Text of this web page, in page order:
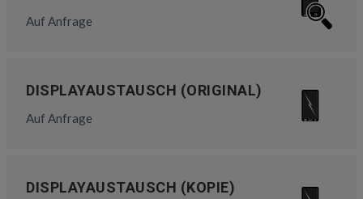
Auf Anfrage
DISPLAYAUSTAUSCH (ORIGINAL)
Auf Anfrage
DISPLAYAUSTAUSCH (KOPIE)